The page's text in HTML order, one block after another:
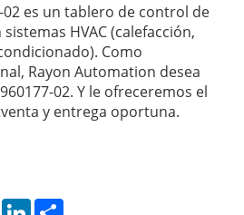
02 es un tablero de control de
HVAC (calefacción,
Como
Rayon Automation desea
02. Y le ofreceremos el
y entrega oportuna.
PinterestLinkedIn